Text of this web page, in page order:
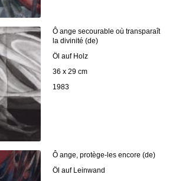
Ô ange secourable où transparaît
la divinité (de)
Öl auf Holz
36 x 29 cm
1983
Ô ange, protège-les encore (de)
Öl auf Leinwand